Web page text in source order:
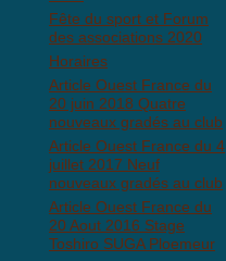
Fête du sport et Forum
des associations 2020
Horaires
Article Ouest France du
20 juin 2018 Quatre
nouveaux gradés au club
Article Ouest France du 4
juillet 2017 Neuf
nouveaux gradés au club
Article Ouest France du
20 Aout 2016 Stage
Toshiro SUGA Ploemeur